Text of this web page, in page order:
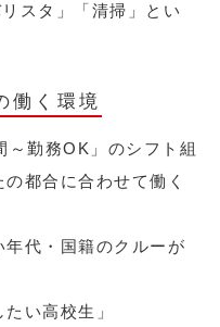
スタ」「清掃」とい
働く環境
～勤務OK」のシフト組
都合に合わせて働く
代・国籍のクルーが
い高校生」